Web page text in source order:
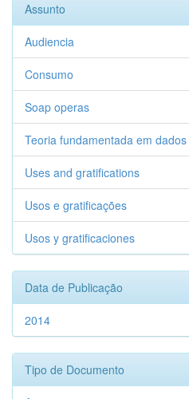
Assunto
Audiencia
Consumo
Soap operas
Teoria fundamentada em dados
Uses and gratifications
Usos e gratificações
Usos y gratificaciones
Data de Publicação
2014
Tipo de Documento